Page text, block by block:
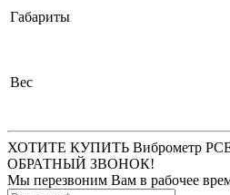
Габариты
Вес
ХОТИТЕ КУПИТЬ Виброметр
ОБРАТНЫЙ ЗВОНОК!
Мы перезвоним Вам в рабочее